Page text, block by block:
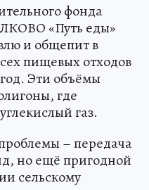
фонда
«Путь еды»
и общепит в
пищевых отходов
Эти объёмы
где
газ.
– передача
но ещё пригодной
сельскому